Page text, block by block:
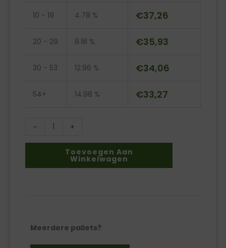
10 - 19 4.78 % €37,26
20 - 29 8.18 % €35,93
30 - 53 12.96 % €34,06
54+ 14.98 % €33,27
-
cm
120
LDPE
+
Toevoegen Aan
Winkelwagen
Meerdere pallets?